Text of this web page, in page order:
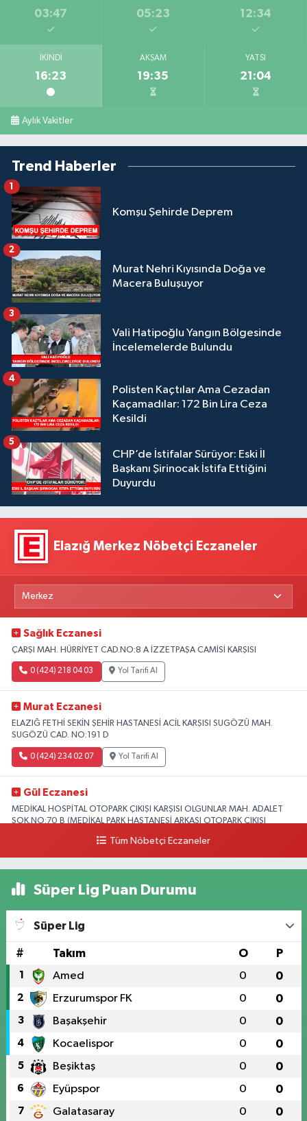
03:47 05:23 12:34
İKINDI
16:23
AKŞAM
19:35
YATSI
21:04
Aylık Vakitler
Trend Haberler
Komşu Şehirde Deprem
1
Murat Nehri Kıyısında Doğa ve
Macera Buluşuyor
2
Vali Hatipoğlu Yangın Bölgesinde
İncelemelerde Bulundu
3
Polisten Kaçtılar Ama Cezadan
Kaçamadılar: 172 Bin Lira Ceza
Kesildi
4
CHP’de İstifalar Sürüyor: Eski İl
Başkanı Şirinocak İstifa Ettiğini
Duyurdu
5
Elazığ Merkez Nöbetçi Eczaneler
Sağlık Eczanesi
ÇARŞI MAH. HÜRRİYET CAD.NO:8 A İZZETPAŞA CAMİSİ KARŞISI
0 (424) 218 04 03 Yol Tarifi Al
Murat Eczanesi
ELAZIĞ FETHİ SEKİN ŞEHİR HASTANESİ ACİL KARŞISI SUGÖZÜ MAH.
SUGÖZÜ CAD. NO:191 D
0 (424) 234 02 07 Yol Tarifi Al
Gül Eczanesi
MEDİKAL HOSPİTAL OTOPARK ÇIKIŞI KARŞISI OLGUNLAR MAH. ADALET
SOK.NO:70 B (MEDİKAL PARK HASTANESİ ARKASI OTOPARK ÇIKIŞI
Yıldız Eczanesi
Üniversite Mah.Yunus Emre Bulvarı No:2 A
Tüm Nöbetçi Eczaneler
Süper Lig Puan Durumu
Süper Lig
# Takım O P
1 Amed 0 0
2 Erzurumspor FK 0 0
3 Başakşehir 0 0
4 Kocaelispor 0 0
5 Beşiktaş 0 0
6 Eyüpspor 0 0
7 Galatasaray 0 0